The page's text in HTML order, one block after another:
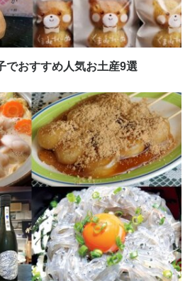
でおすすめ人気お土産9選